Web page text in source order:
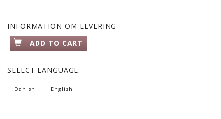
INFORMATION OM LEVERING
ADD TO CART
SELECT LANGUAGE:
Danish English